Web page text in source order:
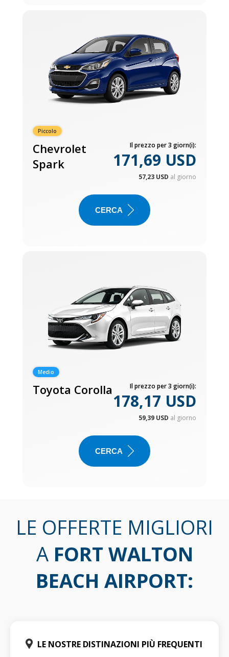
Piccolo
Chevrolet
Spark
Il prezzo per 3 giorn(i):
171,69 USD
57,23 USD al giorno
CERCA
Medio
Toyota Corolla Il prezzo per 3 giorn(i):
178,17 USD
59,39 USD al giorno
CERCA
LE OFFERTE MIGLIORI
A FORT WALTON
BEACH AIRPORT:
LE NOSTRE DISTINAZIONI PIÙ FREQUENTI